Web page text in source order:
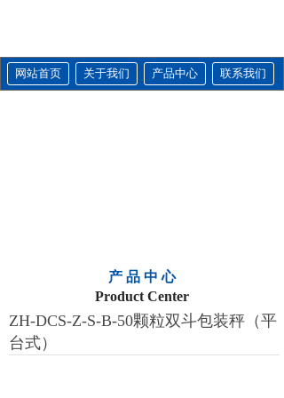
网站首页 关于我们 产品中心 联系我们
产 品 中 心
Product Center
ZH-DCS-Z-S-B-50颗粒双斗包装秤（平
台式）